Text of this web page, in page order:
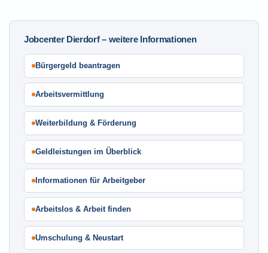
Jobcenter Dierdorf – weitere Informationen
Bürgergeld beantragen
Arbeitsvermittlung
Weiterbildung & Förderung
Geldleistungen im Überblick
Informationen für Arbeitgeber
Arbeitslos & Arbeit finden
Umschulung & Neustart